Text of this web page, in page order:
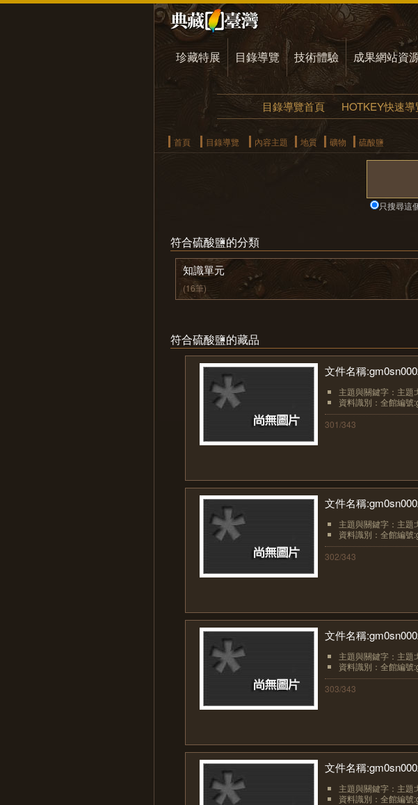
珍藏特展 目錄導覽 技術體驗 成果網站資
目錄導覽首頁 HOTKEY快速導
首頁 目錄導覽 內容主題 地質 礦物 硫酸鹽
只搜尋這
符合硫酸鹽的分類
知識單元
(16筆)
符合硫酸鹽的藏品
文件名稱
主題與關鍵字：主題
資料識別：全館編
301/343
文件名稱
主題與關鍵字：主題
資料識別：全館編
302/343
文件名稱
主題與關鍵字：主題
資料識別：全館編
303/343
文件名稱
主題與關鍵字：主題
資料識別：全館編